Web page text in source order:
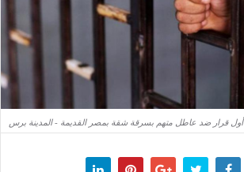
أول قرار ضد عاطل متهم بسرقة شقة بمصر القديمة - المدينة برس